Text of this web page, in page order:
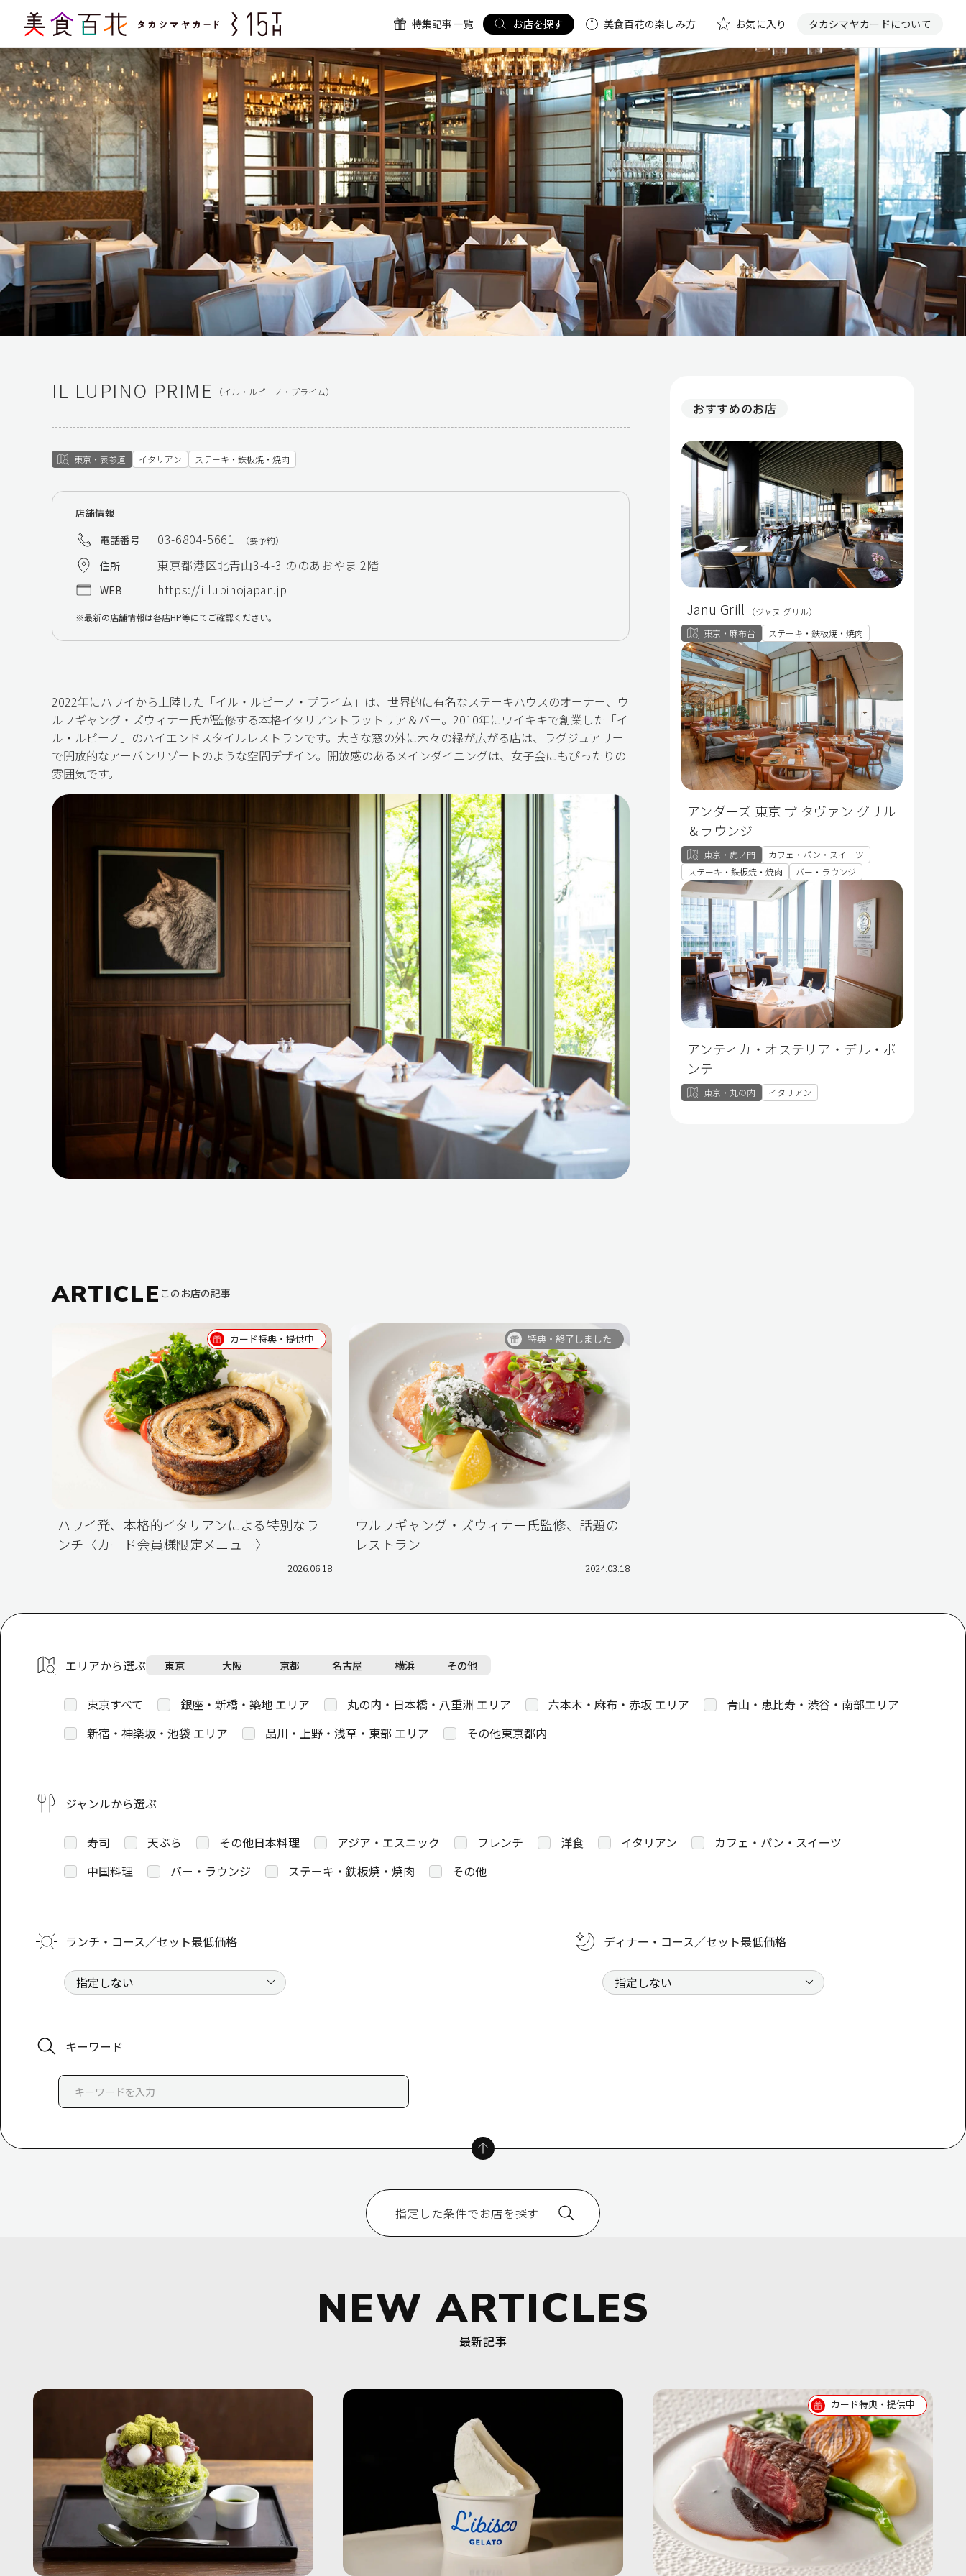
特集記事一覧 お店を探す 美食百花の楽しみ方 お気に入り タカシマヤカードについて
IL LUPINO PRIME （イル・ルピーノ・プライム）
東京・表参道 イタリアン ステーキ・鉄板焼・焼肉
店舗情報
電話番号 03-6804-5661 （要予約）
住所 東京都港区北青山3-4-3 ののあおやま 2階
WEB https://illupinojapan.jp
最新の店舗情報は各店HP等にてご確認ください。
2022年にハワイから上陸した「イル・ルピーノ・プライム」は、世界的に有名なステーキハウスのオーナー、ウ
ルフギャング・ズウィナー氏が監修する本格イタリアントラットリア＆バー。2010年にワイキキで創業した「イ
ル・ルピーノ」のハイエンドスタイルレストランです。大きな窓の外に木々の緑が広がる店は、ラグジュアリー
で開放的なアーバンリゾートのような空間デザイン。開放感のあるメインダイニングは、女子会にもぴったりの
雰囲気です。
ARTICLE このお店の記事
カード特典・提供中
ハワイ発、本格的イタリアンによる特別なラ
ンチ〈カード会員様限定メニュー〉
2026.06.18
特典・終了しました
ウルフギャング・ズウィナー氏監修、話題の
レストラン
2024.03.18
おすすめのお店
Janu Grill
（ジャヌ グリル）
東京・麻布台
ステーキ・鉄板焼・焼肉
アンダーズ 東京 ザ タヴァン グリル
＆ラウンジ
東京・虎ノ門
カフェ・パン・スイーツ
ステーキ・鉄板焼・焼肉
バー・ラウンジ
アンティカ・オステリア・デル・ポ
ンテ
東京・丸の内 イタリアン
エリアから選ぶ 東京 大阪 京都 名古屋 横浜 その他
東京すべて 銀座・新橋・築地 エリア 丸の内・日本橋・八重洲 エリア 六本木・麻布・赤坂 エリア
青山・恵比寿・渋谷・南部エリア
新宿・神楽坂・池袋 エリア
品川・上野・浅草・東部 エリア その他東京都内
ジャンルから選ぶ
寿司 天ぷら その他日本料理 アジア・エスニック フレンチ 洋食 イタリアン
カフェ・パン・スイーツ
中国料理
バー・ラウンジ ステーキ・鉄板焼・焼肉 その他
ランチ・コース／セット最低価格 ディナー・コース／セット最低価格
キーワード
指定した条件でお店を探す
NEW ARTICLES
最新記事
カード特典・提供中